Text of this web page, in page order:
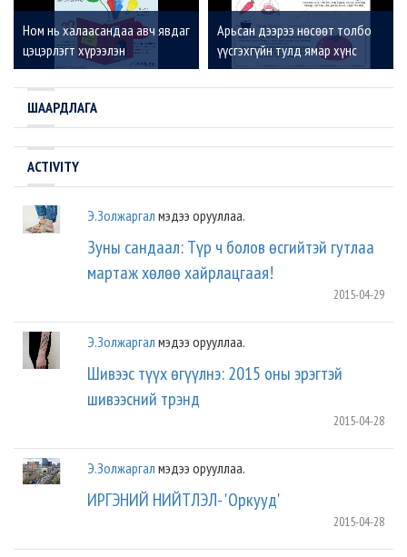
Ном нь халаасандаа авч явдаг
цэцэрлэгт хүрээлэн
Арьсан дээрээ нөсөөт толбо
үүсгэхгүйн тулд ямар хүнс
хэрэглэвэл тустай вэ?
ШААРДЛАГА
ACTIVITY
Э.Золжаргал мэдээ орууллаа.
Зуны сандаал: Түр ч болов өсгийтэй гутлаа
мартаж хөлөө хайрлацгаая!
2015-04-29
Э.Золжаргал мэдээ орууллаа.
Шивээс түүх өгүүлнэ: 2015 оны эрэгтэй
шивээсний трэнд
2015-04-28
Э.Золжаргал мэдээ орууллаа.
ИРГЭНИЙ НИЙТЛЭЛ- 'Оркууд'
2015-04-28